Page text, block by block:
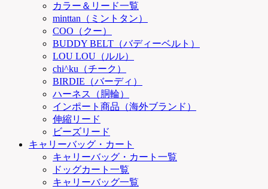
カラー＆リード一覧
minttan（ミントタン）
COO（クー）
BUDDY BELT（バディーベルト）
LOU LOU（ルル）
chi^ku（チーク）
BIRDIE（バーディ）
ハーネス（胴輪）
インポート商品（海外ブランド）
伸縮リード
ビーズリード
キャリーバッグ・カート
キャリーバッグ・カート一覧
ドッグカート一覧
キャリーバッグ一覧